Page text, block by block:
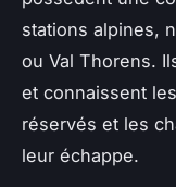
stations alpines,
ou Val Thorens.
et connaissent
réservés et les
leur échappe.